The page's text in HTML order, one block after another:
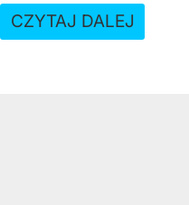
CZYTAJ DALEJ